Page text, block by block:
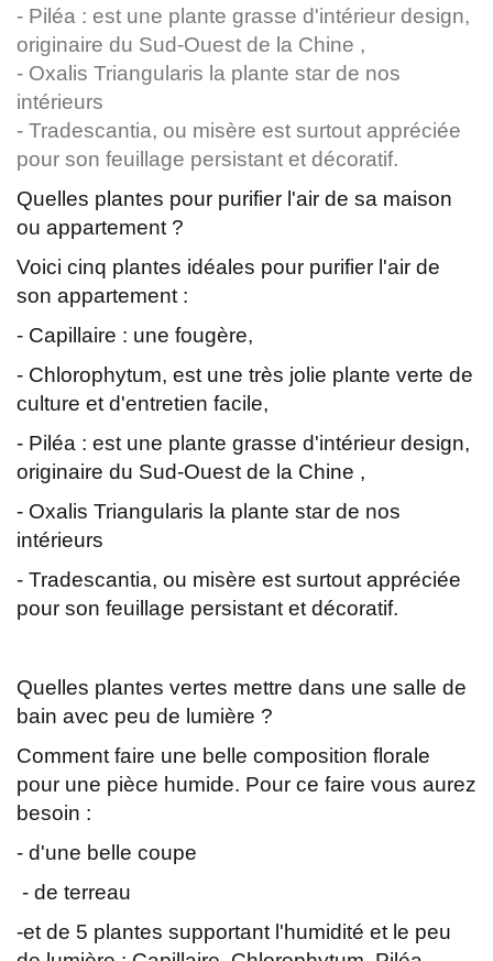
- Piléa : est une plante grasse d'intérieur design,
originaire du Sud-Ouest de la Chine ,
- Oxalis Triangularis la plante star de nos
intérieurs
- Tradescantia, ou misère est surtout appréciée
pour son feuillage persistant et décoratif.
Quelles plantes pour purifier l'air de sa maison
ou appartement ?
Voici cinq plantes idéales pour purifier l'air de
son appartement :
- Capillaire : une fougère,
- Chlorophytum, est une très jolie plante verte de
culture et d'entretien facile,
- Piléa : est une plante grasse d'intérieur design,
originaire du Sud-Ouest de la Chine ,
- Oxalis Triangularis la plante star de nos
intérieurs
- Tradescantia, ou misère est surtout appréciée
pour son feuillage persistant et décoratif.
Quelles plantes vertes mettre dans une salle de
bain avec peu de lumière ?
Comment faire une belle composition florale
pour une pièce humide. Pour ce faire vous aurez
besoin :
- d'une belle coupe
- de terreau
-et de 5 plantes supportant l'humidité et le peu